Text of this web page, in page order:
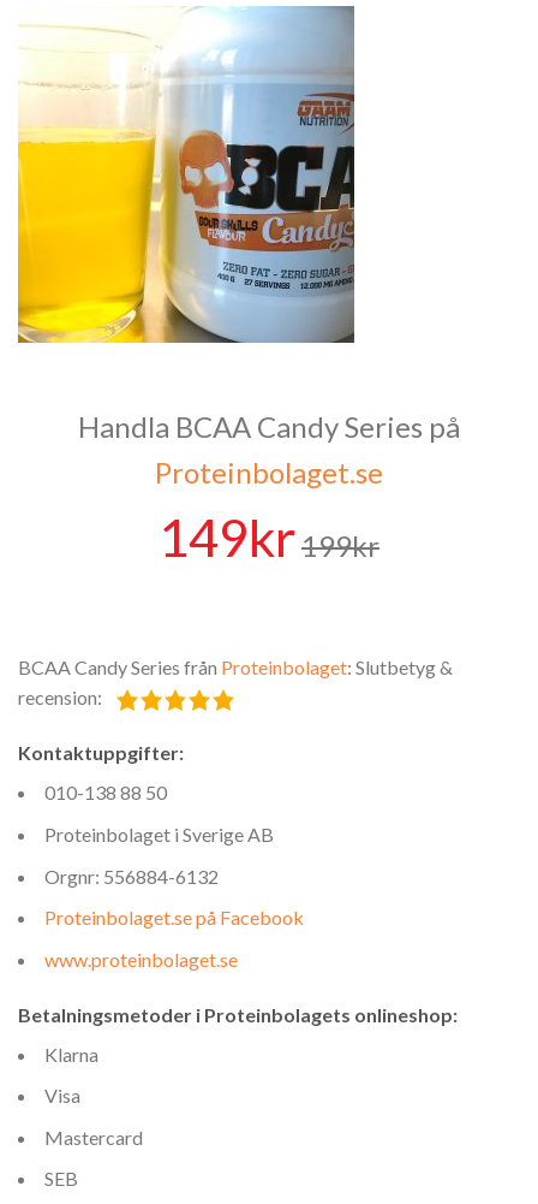
Handla BCAA Candy Series på
Proteinbolaget.se
149kr199kr
BCAA Candy Series från Proteinbolaget: Slutbetyg &
recension:
Kontaktuppgifter:
010-138 88 50
Proteinbolaget i Sverige AB
Orgnr: 556884-6132
Proteinbolaget.se på Facebook
www.proteinbolaget.se
Betalningsmetoder i Proteinbolagets onlineshop:
Klarna
Visa
Mastercard
SEB